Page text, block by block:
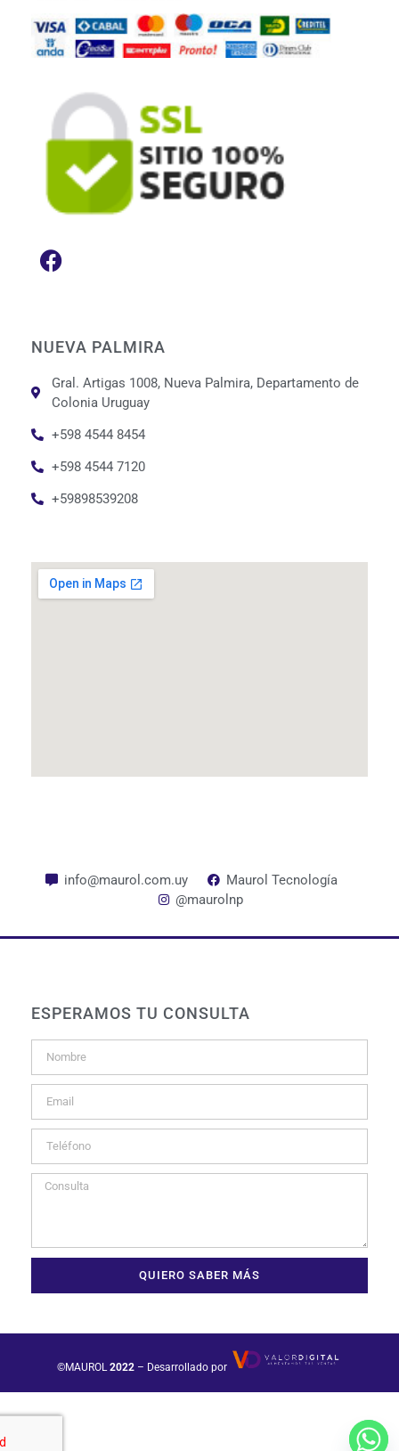
NUEVA PALMIRA
Gral. Artigas 1008, Nueva Palmira, Departamento de
Colonia Uruguay
+598 4544 8454
+598 4544 7120
+59898539208
info@maurol.com.uy
Maurol Tecnología
@maurolnp
ESPERAMOS TU CONSULTA
QUIERO SABER MÁS
©MAUROL2022 – Desarrollado por